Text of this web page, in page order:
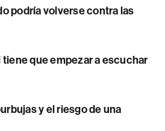
podría volverse contra las
tiene que empezar a escuchar
y el riesgo de una